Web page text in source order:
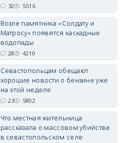
32 5516
Возле памятника «Солдату и
Матросу» появятся каскадные
водопады
28 4210
Севастопольцам обещают
хорошие новости о бензине уже
на этой неделе
23 5802
Что местная жительница
рассказала о массовом убийстве
в севастопольском селе